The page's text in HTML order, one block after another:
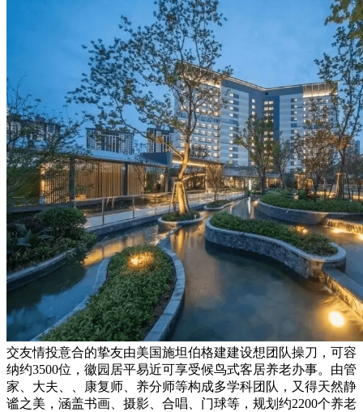
交友情投意合的挚友由美国施坦伯格建建设想团队操刀，可容
纳约3500位，徽园居平易近可享受候鸟式客居养老办事。由管
家、大夫、、康复师、养分师等构成多学科团队，又得天然静
谧之美，涵盖书画、摄影、合唱、门球等，规划约2200个养老